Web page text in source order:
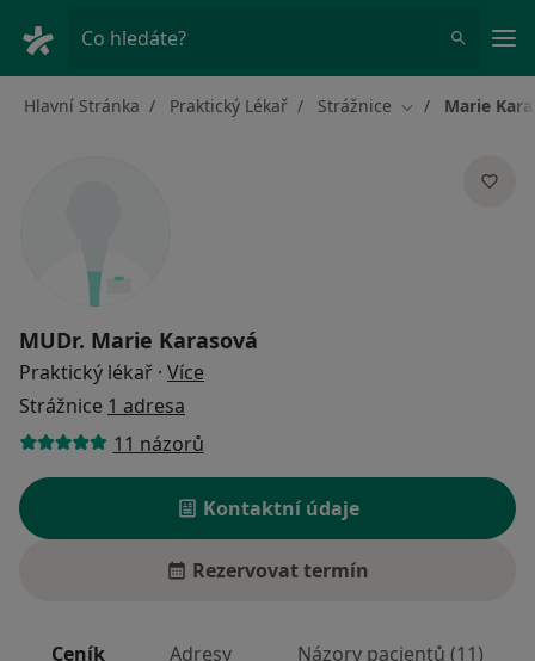
Co hledáte?
Hlavní Stránka Praktický Lékař Strážnice Změna města
Marie
MUDr. Marie Karasová
Praktický lékař · Více
Strážnice 1 adresa
11 názorů
Kontaktní údaje
Rezervovat termín
Ceník Adresy Názory pacientů (11)